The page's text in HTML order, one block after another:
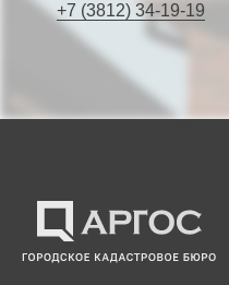
+7 (3812) 34-19-19